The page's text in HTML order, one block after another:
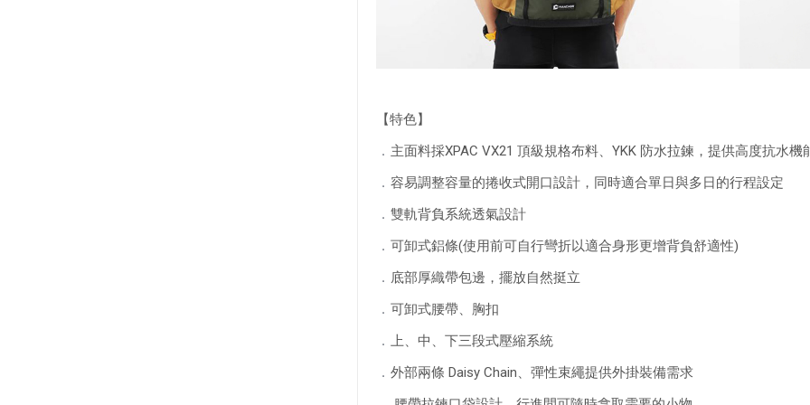
【特色】
． 主面料採XPAC VX21 頂級規格布料、YKK 防水拉鍊，提供高度抗水機
． 容易調整容量的捲收式開口設計，同時適合單日與多日的行程設定
． 雙軌背負系統透氣設計
． 可卸式鋁條(使用前可自行彎折以適合身形更增背負舒適性)
． 底部厚織帶包邊，擺放自然挺立
． 可卸式腰帶、胸扣
． 上、中、下三段式壓縮系統
． 外部兩條 Daisy Chain、彈性束繩提供外掛裝備需求